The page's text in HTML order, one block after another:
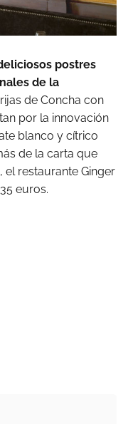
postres
de la
de Concha con
por la innovación
blanco y cítrico
de la carta que
el restaurante Ginger
euros.